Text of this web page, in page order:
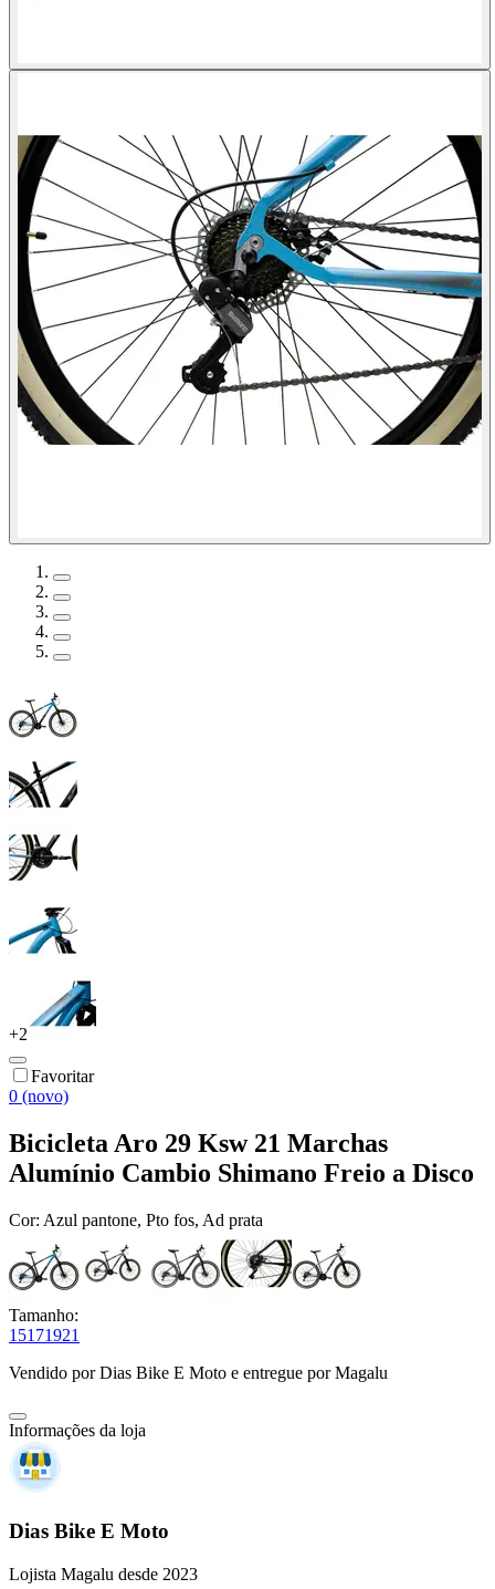
+2
Favoritar
0 (novo)
Bicicleta Aro 29 Ksw 21 Marchas
Alumínio Cambio Shimano Freio a Disco
Cor: Azul pantone, Pto fos, Ad prata
Tamanho:
15171921
Vendido porDias Bike E Moto e entregue por Magalu
Informações da loja
Dias Bike E Moto
Lojista Magalu desde 2023